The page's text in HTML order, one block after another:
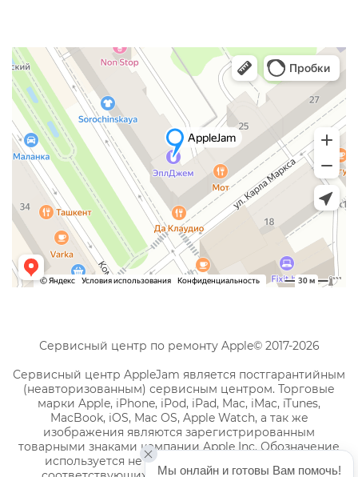
Сервисный центр по ремонту Apple© 2017-2026
Сервисный центр AppleJam является постгарантийным
(неавторизованным) сервисным центром. Торговые
марки Apple, iPhone, iPod, iPad, Mac, iMac, iTunes,
MacBook, iOS, Mac OS, Apple Watch, а так же
изображения являются зарегистрированным
товарными знаками компании Apple Inc. Обозначение
используется не с целью индивидуализации
Мы онлайн и готовы Вам помочь!